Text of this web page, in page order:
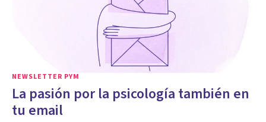
NEWSLETTER PYM
La pasión por la psicología también en
tu email